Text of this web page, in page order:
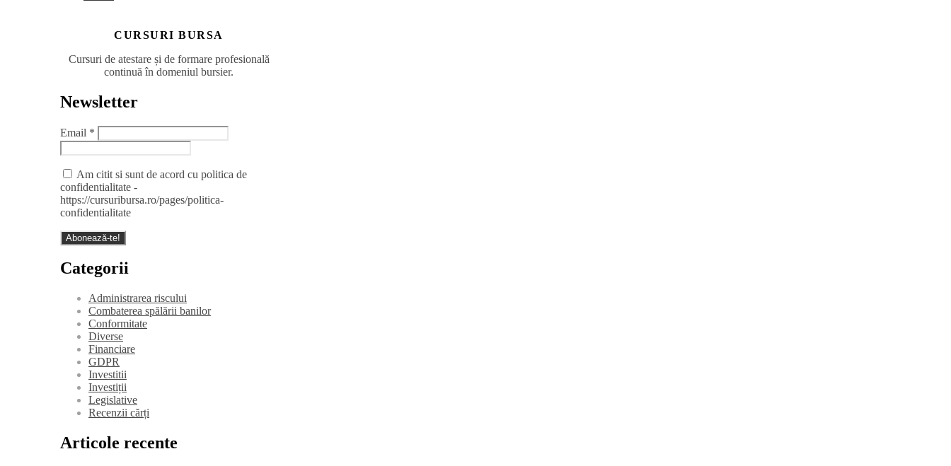
CURSURI BURSA
Cursuri de atestare și de formare profesională
continuă în domeniul bursier.
Newsletter
Email *
Am citit si sunt de acord cu politica de
confidentialitate -
https://cursuribursa.ro/pages/politica-
confidentialitate
Categorii
Administrarea riscului
Combaterea spălării banilor
Conformitate
Diverse
Financiare
GDPR
Investitii
Investiții
Legislative
Recenzii cărți
Articole recente